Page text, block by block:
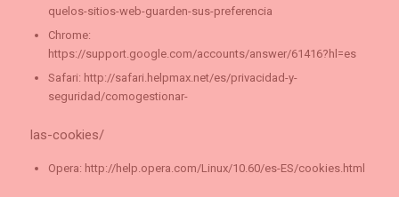
quelos-sitios-web-guarden-sus-preferencia
Chrome:
https://support.google.com/accounts/answer/61416?hl=es
Safari: http://safari.helpmax.net/es/privacidad-y-
seguridad/comogestionar-
las-cookies/
Opera: http://help.opera.com/Linux/10.60/es-ES/cookies.html